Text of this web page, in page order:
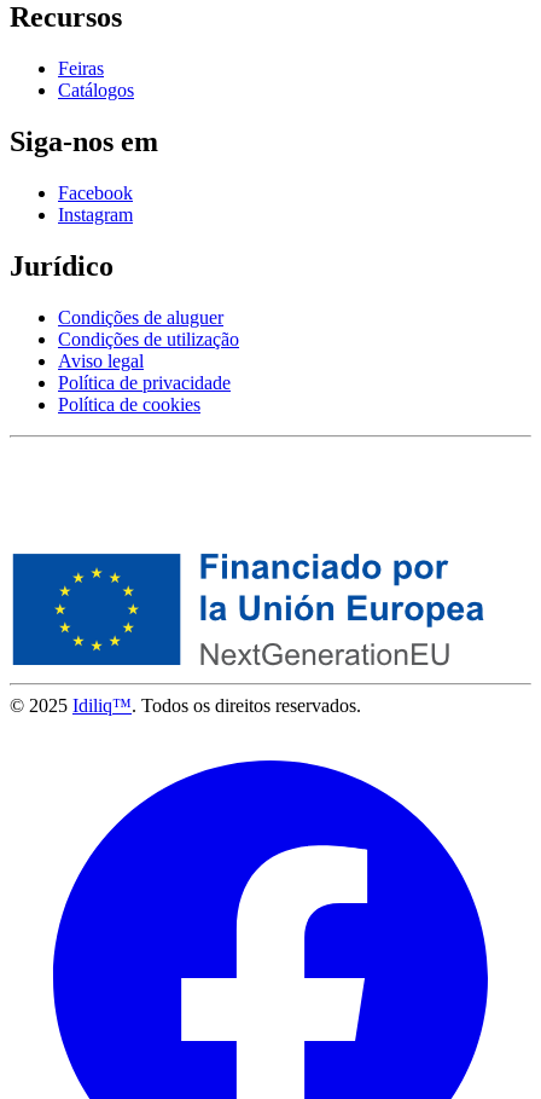
Recursos
Feiras
Catálogos
Siga-nos em
Facebook
Instagram
Jurídico
Condições de aluguer
Condições de utilização
Aviso legal
Política de privacidade
Política de cookies
© 2025 Idiliq™. Todos os direitos reservados.